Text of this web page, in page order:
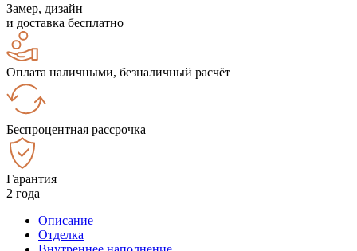
Замер, дизайн
и доставка бесплатно
Оплата наличными, безналичный расчёт
Беспроцентная рассрочка
Гарантия
2 года
Описание
Отделка